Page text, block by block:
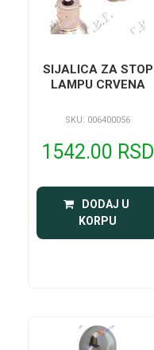
SIJALICA ZA STOP
LAMPU CRVENA
SKU: 006400056
1542.00 RSD
DODAJ U
KORPU